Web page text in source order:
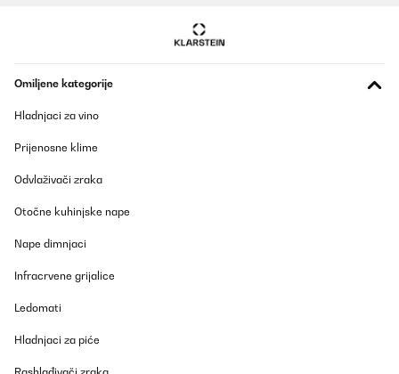
das am für Strom ein USB A Adapter benötigt. Da sollte man mit
der Zeit gehen.
Amazon-Benutzer
Prevedi
Perfect
Omiljene kategorije
Hladnjaci za vino
Prijenosne klime
Odvlaživači zraka
Otočne kuhinjske nape
Nape dimnjaci
Infracrvene grijalice
Ledomati
Hladnjaci za piće